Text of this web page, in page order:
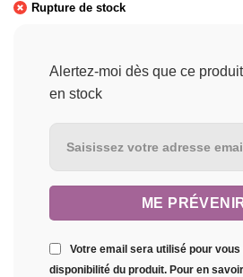
Rupture de stock
Alertez-moi dès que ce
en stock
Votre email sera utilisé pour
disponibilité du produit. Pour en